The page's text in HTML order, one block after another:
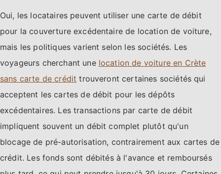
Oui, les locataires peuvent utiliser une carte de débit
pour la couverture excédentaire de location de voiture,
mais les politiques varient selon les sociétés. Les
voyageurs cherchant une location de voiture en Crète
sans carte de crédit trouveront certaines sociétés qui
acceptent les cartes de débit pour les dépôts
excédentaires. Les transactions par carte de débit
impliquent souvent un débit complet plutôt qu'un
blocage de pré-autorisation, contrairement aux cartes de
crédit. Les fonds sont débités à l'avance et remboursés